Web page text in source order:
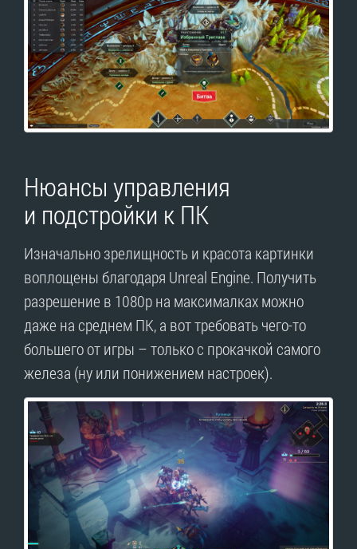
Нюансы управления
и подстройки к ПК
Изначально зрелищность и красота картинки
воплощены благодаря Unreal Engine. Получить
разрешение в 1080р на максималках можно
даже на среднем ПК, а вот требовать чего-то
большего от игры – только с прокачкой самого
железа (ну или понижением настроек).